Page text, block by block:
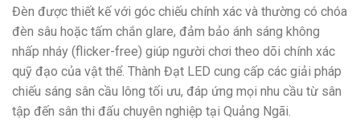
Đèn được thiết kế với góc chiếu chính xác và thường có chóa
đèn sâu hoặc tấm chắn glare, đảm bảo ánh sáng không
nhấp nháy (flicker-free) giúp người chơi theo dõi chính xác
quỹ đạo của vật thể. Thành Đạt LED cung cấp các giải pháp
chiếu sáng sân cầu lông tối ưu, đáp ứng mọi nhu cầu từ sân
tập đến sân thi đấu chuyên nghiệp tại Quảng Ngãi.